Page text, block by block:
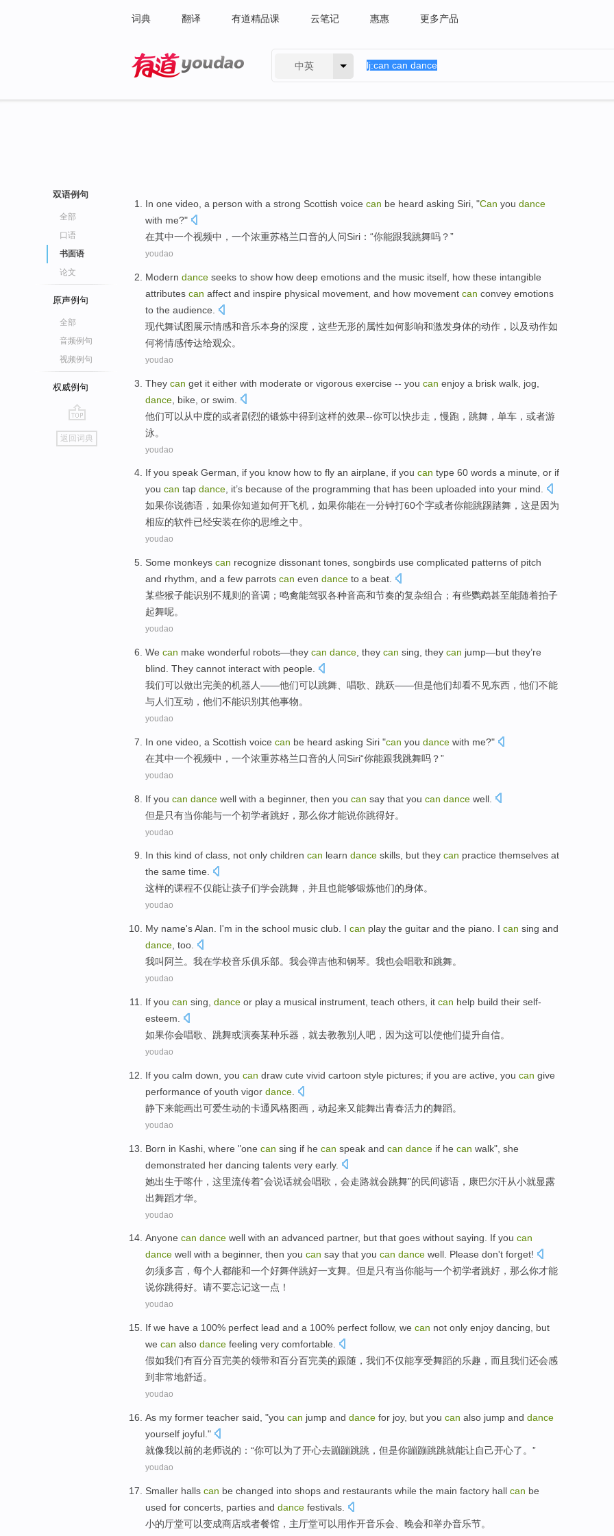
词典 翻译 有道精品课 云笔记 惠惠 更多产品
中英
双语例句
全部
口语
书面语
论文
原声例句
全部
音频例句
视频例句
权威例句
go
top
返回词典
In one video a person with a strong Scottish voice can be heard asking Siri , "Can you dance
with me?"
在其中一个视频中， 一个浓重苏格兰口音的 人 问Siri ：“你能跟我跳舞吗？”
youdao
Modern dance seeks to show how deep emotions and the music itself how these intangible
attributes can affect and inspire physical movement and how movement can convey emotions
to the audience
现代舞试图 展示情感和音乐本身的深度 ， 这些无形的属性如何影响和激发身体的动作 ， 以及动作如
何将情感传达给观众。
youdao
They can get it either with moderate or vigorous exercise -- you can enjoy a brisk walk jog
dance bike or swim.
他们可以 从中度的或者剧烈的锻炼中得到这样的效果--你可以快步走 ，慢跑 ， 跳舞 ， 单车 ，或者游
泳。
youdao
If you speak German, if you know how to fly an airplane, if you can type 60 words a minute, or if
you can tap dance, it’s because of the programming that has been uploaded into your mind.
如果你说德语 ，如果你知道如何开飞机 ，如果你能在一分钟打60个字或者你能跳踢踏舞 ， 这是因为
相应的软件已经安装在你的思维之中。
youdao
Some monkeys can recognize dissonant tones songbirds use complicated patterns of pitch
and rhythm , and a few parrots can even dance to a beat
某些猴子能识别不规则的音调 ； 鸣禽能驾驭各种音高和节奏的复杂组合； 有些鹦鹉甚至能随着拍子
起舞呢。
youdao
We can make wonderful robots—they can dance , they can sing , they can jump—but they’re
blind . They cannot interact with people
我们可以做出完美的机器人——他们可以跳舞 唱歌 跳跃——但是他们却看不见东西 ，他们不能
与人们互动 ，他们不能识别其他事物。
youdao
In one video a Scottish voice can be heard asking Siri "can you dance with me?"
在其中一个视频中， 一个浓重苏格兰口音的人 问Siri“你能跟我跳舞吗？”
youdao
If you can dance well with a beginner, then you can say that you can dance well.
但是只有当你能与一个初学者跳好 ， 那么你才能说你跳得好。
youdao
In this kind of class, not only children can learn dance skills, but they can practice themselves at
the same time.
这样的课程不仅能让孩子们学会跳舞 ， 并且 也能够锻炼他们的身体。
youdao
My name'sAlan I'm in the school music club I can play the guitar and the piano I can sing and
dance too
我叫 阿兰。 我在学校音乐俱乐部。 我会弹吉他和钢琴。我也会唱歌和跳舞。
youdao
If you can sing dance or play a musical instrument, teach others it can help build their self-
esteem
如果你会唱歌 跳舞或演奏某种乐器，就去教教别人吧 ， 因为这可以使他们提升自信。
youdao
If you calm down , you can draw cute vivid cartoon style pictures; if you are active , you can give
performance of youth vigor dance
静下来能画出可爱生动的卡通 风格图画 ， 动起来又能舞出青春活力的舞蹈。
youdao
Born in Kashi where "one can sing if he can speak and can dance if he can walk", she
demonstrated her dancing talents very early.
她出生于喀什 ， 这里流传着“会说话就会唱歌 ，会走路就会跳舞”的民间谚语，康巴尔汗从小就显露
出舞蹈才华。
youdao
Anyone can dance well with an advanced partner, but that goes without saying. If you can
dance well with a beginner, then you can say that you can dance well. Please don't forget!
勿须多言， 每个人都能和一个好舞伴跳好一支舞。 但是只有当你能与一个初学者跳好， 那么你才能
说你跳得好。 请不要忘记这一点 ！
youdao
If we have a 100% perfect lead and a 100% perfect follow, we can not only enjoy dancing
but
we can also dance feeling very comfortable
假如我们有百分百完美的领带和百分百完美的跟随 ，我们不仅能享受舞蹈的乐趣， 而且 我们还会感
到非常地舒适。
youdao
As my former teacher said , "you can jump and dance for joy, but you can also jump and dance
yourself joyful ."
就像我以前的老师说的：“你可以为了开心去蹦蹦跳跳 ， 但是你蹦蹦跳跳就能让自己开心了。”
youdao
Smaller halls can be changed into shops and restaurants while the main factory hall can be
used for concerts parties and dance festivals
小的厅堂可以变成商店或者餐馆， 主厅堂可以 用作开音乐会 晚会和举办音乐节。